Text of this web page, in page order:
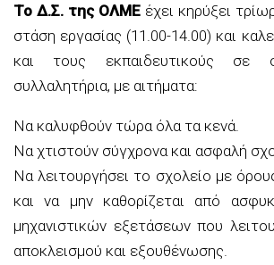
Το Δ.Σ. της ΟΛΜΕ έχει κηρύξει
στάση εργασίας (11.00-14.00) και
και τους εκπαιδευτικούς σε
συλλαλητήρια, με αιτήματα:
Να καλυφθούν τώρα όλα τα κενά.
Να χτιστούν σύγχρονα και ασφαλή
Να λειτουργήσει το σχολείο με
και να μην καθορίζεται από
μηχανιστικών εξετάσεων που
αποκλεισμού και εξουθένωσης.